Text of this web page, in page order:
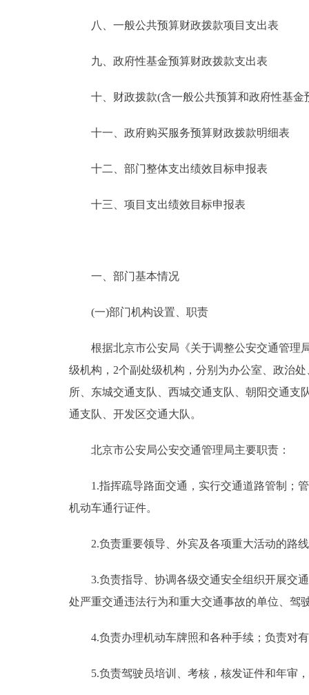
八、一般公共预算财政拨款项目支出表
九、政府性基金预算财政拨款支出表
十、财政拨款(含一般公共预算和政府性基金
十一、政府购买服务预算财政拨款明细表
十二、部门整体支出绩效目标申报表
十三、项目支出绩效目标申报表
一、部门基本情况
(一)部门机构设置、职责
根据北京市公安局《关于调整公安交通管理局
级机构，2个副处级机构，分别为办公室、政治
所、东城交通支队、西城交通支队、朝阳交通
通支队、开发区交通大队。
北京市公安局公安交通管理局主要职责：
1.指挥疏导路面交通，实行交通道路管制；管
机动车通行证件。
2.负责重要领导、外宾及各项重大活动的路
3.负责指导、协调各级交通安全组织开展交通
处严重交通违法行为和重大交通事故的单位、驾
4.负责办理机动车牌照和各种手续；负责对有
5.负责驾驶员培训、考核，核发证件和年审